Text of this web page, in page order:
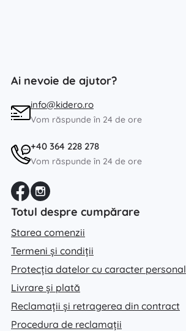
Ai nevoie de ajutor?
info@kidero.ro
Vom răspunde în 24 de ore
+40 364 228 278
Vom răspunde în 24 de ore
Totul despre cumpărare
Starea comenzii
Termeni și condiții
Protecția datelor cu caracter personal
Livrare și plată
Reclamații și retragerea din contract
Procedura de reclamații